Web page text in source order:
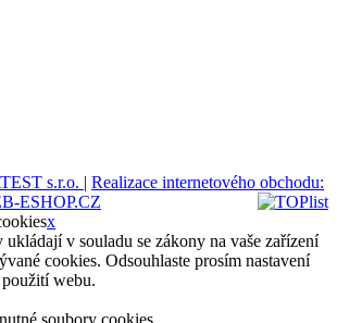
s.r.o. | Realizace internetového obchodu:
ESHOP.CZ
x
v souladu se zákony na vaše zařízení
cookies. Odsouhlaste prosím nastavení
webu.
soubory cookies